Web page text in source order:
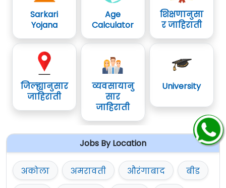
Sarkari
Yojana
Age
Calculator
शिक्षणानुसा
र जाहिराती
जिल्ह्यानुसार
जाहिराती
व्यवसायानु
सार
जाहिराती
University
Jobs By Location
अकोला अमरावती औरंगाबाद
बीड